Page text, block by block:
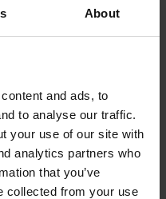
About
and ads, to
to analyse our traffic.
your use of our site with
analytics partners who
that you’ve
collected from your use
pomocí TNCopt
HEIDENHAIN,
převodníku
Funkční bezpečnost a